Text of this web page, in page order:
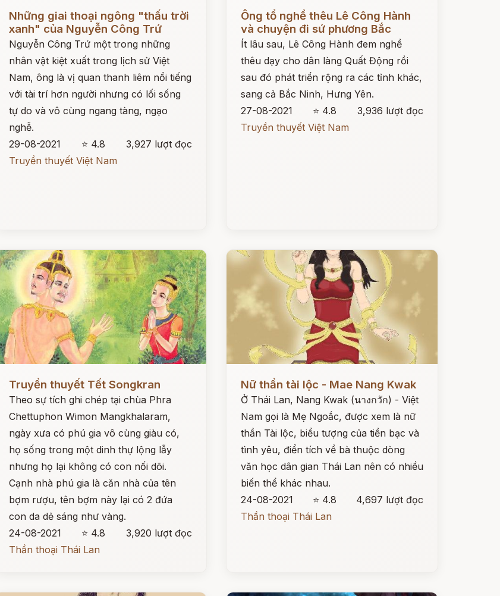
Những giai thoại ngông "thấu trời
xanh" của Nguyễn Công Trứ
Nguyễn Công Trứ một trong những
nhân vật kiệt xuất trong lịch sử Việt
Nam, ông là vị quan thanh liêm nổi tiếng
với tài trí hơn người nhưng có lối sống
tự do và vô cùng ngang tàng, ngạo
nghễ.
29-08-2021
⭐ 4.8
3,927 lượt đọc
Truyền thuyết Việt Nam
Đọc ngay
Ông tổ nghề thêu Lê Công Hành
và chuyện đi sứ phương Bắc
Ít lâu sau, Lê Công Hành đem nghề
thêu dạy cho dân làng Quất Động rồi
sau đó phát triển rộng ra các tỉnh khác,
sang cả Bắc Ninh, Hưng Yên.
27-08-2021
⭐ 4.8
3,936 lượt đọc
Truyền thuyết Việt Nam
Đọc ngay
Truyền thuyết Tết Songkran
Theo sự tích ghi chép tại chùa Phra
Chettuphon Wimon Mangkhalaram,
ngày xưa có phú gia vô cùng giàu có,
họ sống trong một dinh thự lộng lẫy
nhưng họ lại không có con nối dõi.
Cạnh nhà phú gia là căn nhà của tên
bợm rượu, tên bợm này lại có 2 đứa
con da dẻ sáng như vàng.
24-08-2021
⭐ 4.8
3,920 lượt đọc
Thần thoại Thái Lan
Nữ thần tài lộc - Mae Nang Kwak
Ở Thái Lan, Nang Kwak (นางกวัก) - Việt
Nam gọi là Mẹ Ngoắc, được xem là nữ
thần Tài lộc, biểu tượng của tiền bạc và
tình yêu, điển tích về bà thuộc dòng
văn học dân gian Thái Lan nên có nhiều
biến thể khác nhau.
24-08-2021
⭐ 4.8
4,697 lượt đọc
Thần thoại Thái Lan